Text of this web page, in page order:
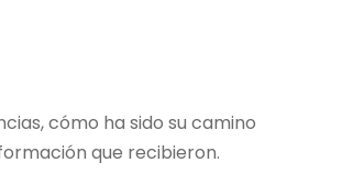
cómo ha sido su camino
que recibieron.